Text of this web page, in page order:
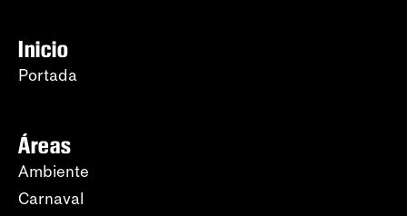
Inicio
Portada
Áreas
Ambiente
Carnaval